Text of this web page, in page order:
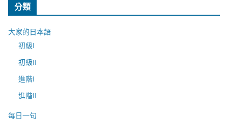
分類
大家的日本語
初級I
初級II
進階I
進階II
每日一句